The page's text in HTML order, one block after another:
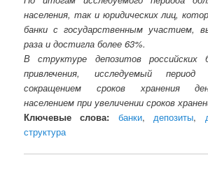
населения, так и юридических лиц,
банки с государственным участием,
раза и достигла более 63%.
В структуре депозитов российских
привлечения, исследуемый период
сокращением сроков хранения
населением при увеличении сроков
Ключевые слова:
банки,депозиты,
структура